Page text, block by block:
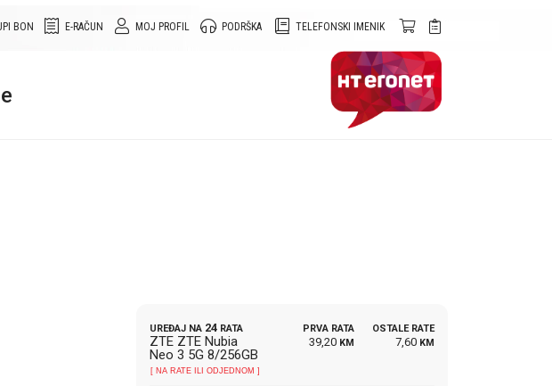
TELEFONSKI IMENIK
PODRŠKA
MOJ PROFIL
E-RAČUN
BON
UREĐAJ NA 24 RATA
ZTE ZTE Nubia
Neo 3 5G 8/256GB
[ NA RATE ILI ODJEDNOM ]
PRVA RATA
39,20 KM
OSTALE RATE
7,60 KM